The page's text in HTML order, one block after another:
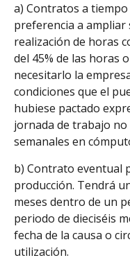
a) Contratos a
preferencia a ampliar
realización de horas
del 45% de las horas
necesitarlo la
condiciones que el
hubiese pactado
jornada de trabajo
semanales en
b) Contrato eventual
producción. Tendrá
meses dentro de un
periodo de dieciséis
fecha de la causa o
utilización.